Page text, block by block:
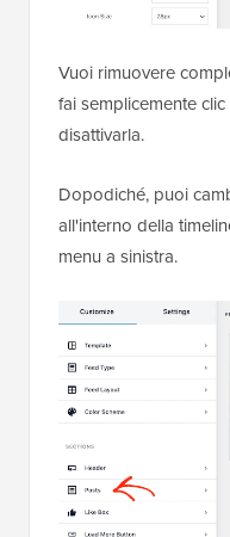
Vuoi rimuovere
fai semplicemente
disattivarla.
Dopodiché, puoi
all'interno della
menu a sinistra.